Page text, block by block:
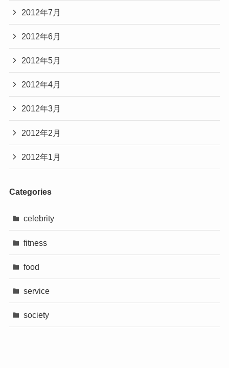
2012年7月
2012年6月
2012年5月
2012年4月
2012年3月
2012年2月
2012年1月
Categories
celebrity
fitness
food
service
society